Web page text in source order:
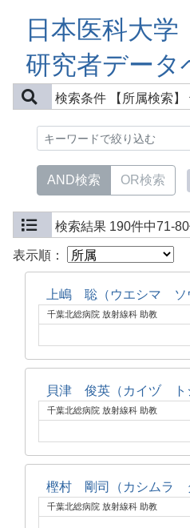
日本医科大学
研究者データ
検索条件 【所属検索
AND検索 OR検索
検索結果 190件中71-80
表示順：
上嶋 聡（ウエシマ ソ
千葉北総病院 放射線科 助教
貝津 俊英（カイヅ ト
千葉北総病院 放射線科 助教
樫村 剛司（カシムラ
千葉北総病院 放射線科 助教